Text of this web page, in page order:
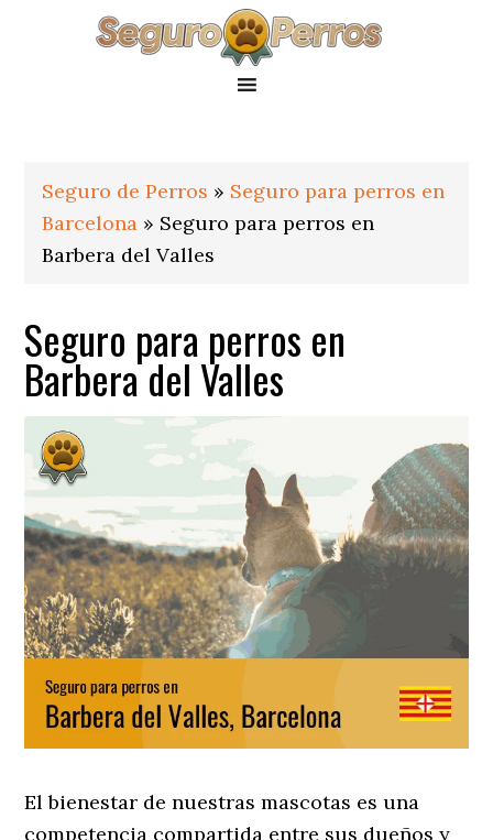
Seguro de Perros » Seguro para perros en
Barcelona » Seguro para perros en
Barbera del Valles
Seguro para perros en
Barbera del Valles
El bienestar de nuestras mascotas es una
competencia compartida entre sus dueños y